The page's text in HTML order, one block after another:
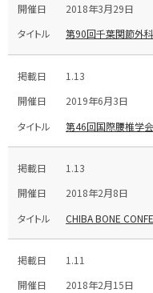
2018年3月29日
第90回千葉関節外
1.13
2019年6月3日
第46回国際腰椎学
1.13
2018年2月8日
CHIBA BONE
1.11
2018年2月15日